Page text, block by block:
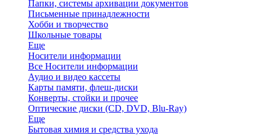
Папки, системы архивации документов
Письменные принадлежности
Хобби и творчество
Школьные товары
Еще
Носители информации
Все Носители информации
Аудио и видео кассеты
Карты памяти, флеш-диски
Конверты, стойки и прочее
Оптические диски (CD, DVD, Blu-Ray)
Еще
Бытовая химия и средства ухода